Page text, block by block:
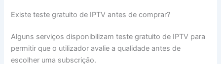
Existe teste gratuito de IPTV antes de comprar?
Alguns serviços disponibilizam teste gratuito de IPTV para
permitir que o utilizador avalie a qualidade antes de
escolher uma subscrição.